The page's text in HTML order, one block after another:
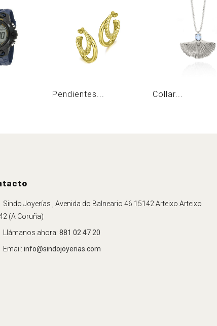
Pendientes... Collar...
Sindo Joyerías , Avenida do Balneario 46 15142 Arteixo Arteixo
(A Coruña)
Llámanos ahora: 881 02 47 20
Email: info@sindojoyerias.com